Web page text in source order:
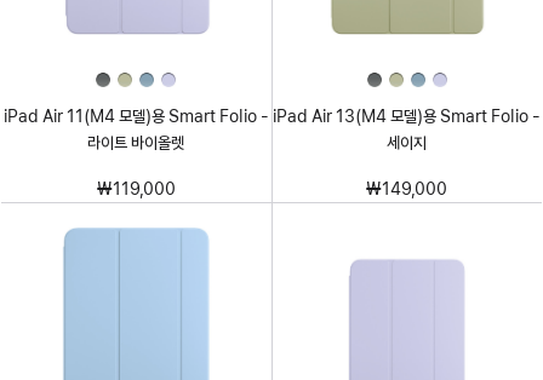
iPad Air 11(M4 모델)용 Smart Folio -
라이트 바이올렛
₩119,000
iPad Air 13(M4 모델)용 Smart Folio -
세이지
₩149,000